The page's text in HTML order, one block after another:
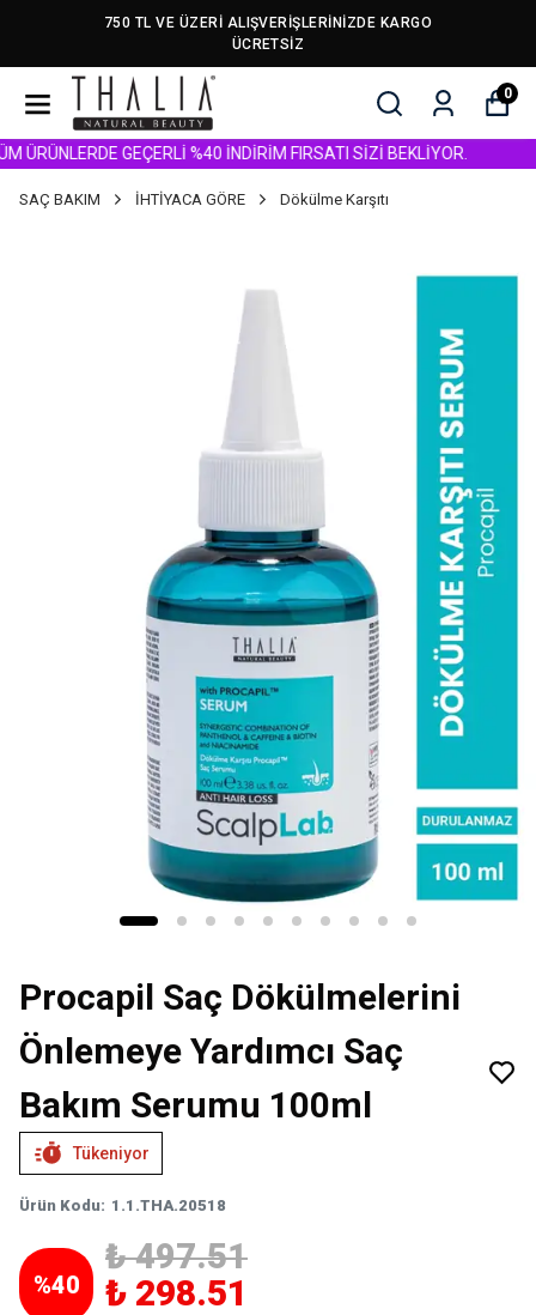
750 TL VE ÜZERİ ALIŞVERİŞLERİNİZDE KARGO
ÜCRETSİZ
0
GEÇERLİ %40 İNDİRİM FIRSATI SİZİ BEKLİYOR.
SAÇ BAKIM İHTİYACA GÖRE Dökülme Karşıtı
Procapil Saç Dökülmelerini
Önlemeye Yardımcı Saç
Bakım Serumu 100ml
Tükeniyor
Ürün Kodu: 1.1.THA.20518
%40
₺ 497.51
₺ 298.51